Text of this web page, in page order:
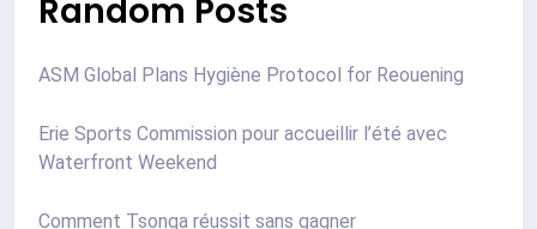
Random Posts
ASM Global Plans Hygiène Protocol for Reouening
Erie Sports Commission pour accueillir l’été avec
Waterfront Weekend
Comment Tsonga réussit sans gagner